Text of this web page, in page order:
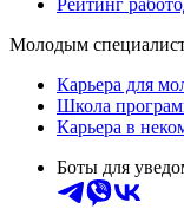
Рейтинг
Молодым
Карьера для
Школа
Карьера в
Боты для